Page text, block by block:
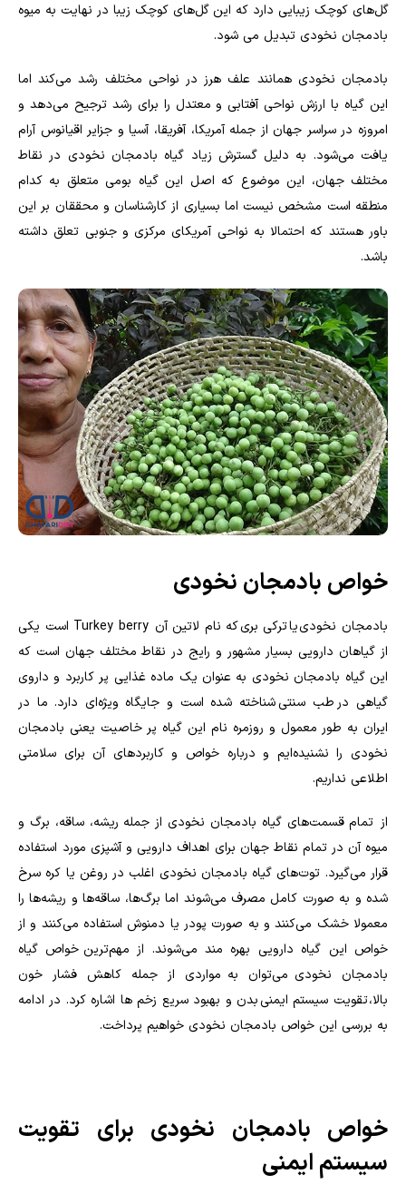
گل‌های کوچک زیبایی دارد که این گل‌های کوچک زیبا در نهایت به میوه
بادمجان نخودی تبدیل می شود.
بادمجان نخودی همانند علف هرز در نواحی مختلف رشد می‌کند اما
این گیاه با ارزش نواحی آفتابی و معتدل را برای رشد ترجیح می‌دهد و
امروزه در سراسر جهان از جمله آمریکا، آفریقا، آسیا و جزایر اقیانوس آرام
یافت می‌شود. به دلیل گسترش زیاد گیاه بادمجان نخودی در نقاط
مختلف جهان، این موضوع که اصل این گیاه بومی متعلق به کدام
منطقه است مشخص نیست اما بسیاری از کارشناسان و محققان بر این
باور هستند که احتمالا به نواحی آمریکای مرکزی و جنوبی تعلق داشته
باشد.
خواص بادمجان نخودی
بادمجان نخودی یا ترکی بری که نام لاتین آنTurkey berry است یکی
از گیاهان دارویی بسیار مشهور و رایج در نقاط مختلف جهان است که
این گیاه بادمجان نخودی به عنوان یک ماده غذایی پر کاربرد و داروی
گیاهی در طب سنتی شناخته شده است و جایگاه ویژه‌ای دارد. ما در
ایران به طور معمول و روزمره نام این گیاه پر خاصیت یعنی بادمجان
نخودی را نشنیده‌ایم و درباره خواص و کاربردهای آن برای سلامتی
اطلاعی نداریم.
از تمام قسمت‌های گیاه بادمجان نخودی از جمله ریشه، ساقه، برگ و
میوه آن در تمام نقاط جهان برای اهداف دارویی و آشپزی مورد استفاده
قرار می‌گیرد. توت‌های گیاه بادمجان نخودی اغلب در روغن یا کره سرخ
شده و به صورت کامل مصرف می‌شوند اما برگ‌ها، ساقه‌ها و ریشه‌ها را
معمولا خشک می‌کنند و به صورت پودر یا دمنوش استفاده می‌کنند و از
خواص این گیاه دارویی بهره مند می‌شوند. از مهم‌ترین خواص گیاه
بادمجان نخودی می‌توان به مواردی از جمله کاهش فشار خون
بالا، تقویت سیستم ایمنی بدن و بهبود سریع زخم ها اشاره کرد. در ادامه
به بررسی این خواص بادمجان نخودی خواهیم پرداخت.
خواص بادمجان نخودی برای تقویت
سیستم ایمنی